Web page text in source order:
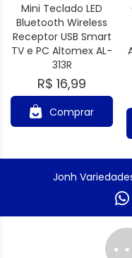
Mini Teclado LED
Bluetooth Wireless
Receptor USB Smart
TV e PC Altomex AL-
313R
R$ 16,99
Comprar
Jonh